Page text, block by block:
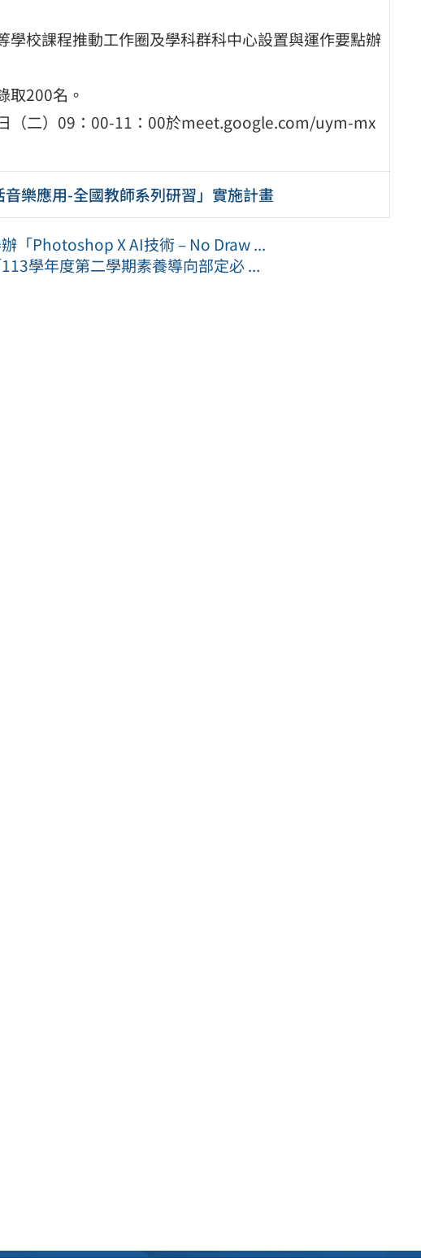
校課程推動工作圈及學科群科中心設置與運作要點辦
取200名。
（二）09：00-11：00於meet.google.com/uym-mx
音樂應用-全國教師系列研習」實施計畫
「Photoshop X AI技術 – No Draw ...
學年度第二學期素養導向部定必 ...